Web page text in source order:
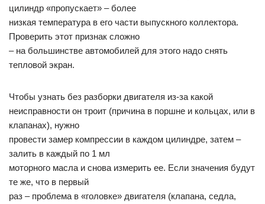
цилиндр «пропускает» – более
низкая температура в его части выпускного коллектора.
Проверить этот признак сложно
– на большинстве автомобилей для этого надо снять
тепловой экран.
Чтобы узнать без разборки двигателя из-за какой
неисправности он троит (причина в поршне и кольцах, или в
клапанах), нужно
провести замер компрессии в каждом цилиндре, затем –
залить в каждый по 1 мл
моторного масла и снова измерить ее. Если значения будут
те же, что в первый
раз – проблема в «головке» двигателя (клапана, седла,